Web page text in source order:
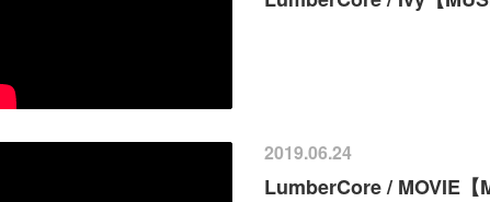
2019.06.24
LumberCore / MOVIE【